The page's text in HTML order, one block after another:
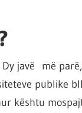
Dy javë më
publike
kështu